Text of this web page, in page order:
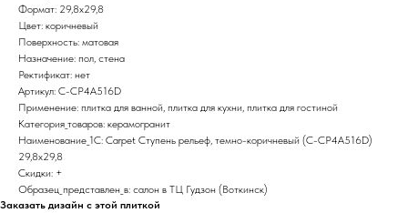
Формат: 29,8x29,8
Цвет: коричневый
Поверхность: матовая
Назначение: пол, стена
Ректификат: нет
Артикул: C-CP4A516D
Применение: плитка для ванной, плитка для кухни, плитка для гостиной
Категория_товаров: керамогранит
Наименование_1С: Carpet Ступень рельеф, темно-коричневый (C-CP4A516D)
29,8х29,8
Скидки: +
Образец_представлен_в: салон в ТЦ Гудзон (Воткинск)
Заказать дизайн с этой плиткой